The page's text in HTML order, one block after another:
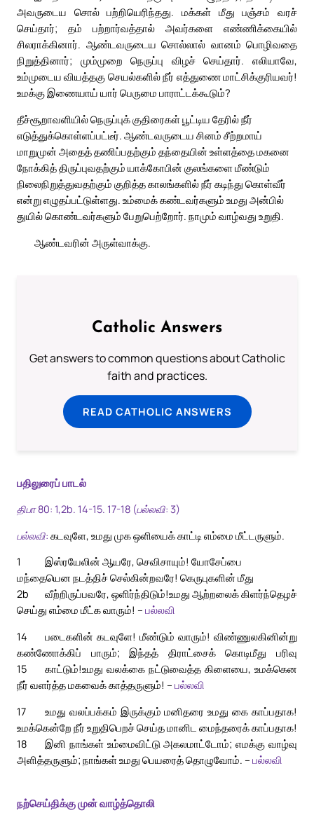
அவருடைய சொல் பற்றியெரிந்தது. மக்கள் மீது பஞ்சம் வரச்
செய்தார்; தம் பற்றார்வத்தால் அவர்களை எண்ணிக்கையில்
சிலராக்கினார். ஆண்டவருடைய சொல்லால் வானம் பொழிவதை
நிறுத்தினார்; மும்முறை நெருப்பு விழச் செய்தார். எலியாவே,
உம்முடைய வியத்தகு செயல்களில் நீர் எத்துணை மாட்சிக்குரியவர்!
உமக்கு இணையாய் யார் பெருமை பாராட்டக்கூடும்?
தீச்சூறாவளியில் நெருப்புக் குதிரைகள் பூட்டிய தேரில் நீர்
எடுத்துக்கொள்ளப்பட்டீர். ஆண்டவருடைய சினம் சீற்றமாய்
மாறுமுன் அதைத் தணிப்பதற்கும் தந்தையின் உள்ளத்தை மகனை
நோக்கித் திருப்புவதற்கும் யாக்கோபின் குலங்களை மீண்டும்
நிலைநிறுத்துவதற்கும் குறித்த காலங்களில் நீர் கடிந்து கொள்வீர்
என்று எழுதப்பட்டுள்ளது. உம்மைக் கண்டவர்களும் உமது அன்பில்
துயில் கொண்டவர்களும் பேறுபெற்றோர். நாமும் வாழ்வது உறுதி.
ஆண்டவரின் அருள்வாக்கு.
Catholic Answers
Get answers to common questions about Catholic
faith and practices.
READ CATHOLIC ANSWERS
பதிலுரைப் பாடல்
திபா 80: 1,2b. 14-15. 17-18 (பல்லவி: 3)
பல்லவி: கடவுளே, உமது முக ஒளியைக் காட்டி எம்மை மீட்டருளும்.
1
இஸ்ரயேலின் ஆயரே, செவிசாயும்! யோசேப்பை
மந்தையென நடத்திச் செல்கின்றவரே! கெருபுகளின் மீது
வீற்றிருப்பவரே, ஒளிர்ந்திடும்!
2b
உமது ஆற்றலைக் கிளர்ந்தெழச்
செய்து எம்மை மீட்க வாரும்! – பல்லவி
14
படைகளின் கடவுளே! மீண்டும் வாரும்! விண்ணுலகினின்று
கண்ணோக்கிப் பாரும்; இந்தத் திராட்சைக் கொடிமீது பரிவு
காட்டும்!
15
உமது வலக்கை நட்டுவைத்த கிளையை, உமக்கென
நீர் வளர்த்த மகவைக் காத்தருளும்! – பல்லவி
17
உமது வலப்பக்கம் இருக்கும் மனிதரை உமது கை காப்பதாக!
உமக்கென்றே நீர் உறுதிபெறச் செய்த மானிட மைந்தரைக் காப்பதாக!
18
இனி நாங்கள் உம்மைவிட்டு அகலமாட்டோம்; எமக்கு வாழ்வு
அளித்தருளும்; நாங்கள் உமது பெயரைத் தொழுவோம். – பல்லவி
நற்செய்திக்கு முன் வாழ்த்தொலி